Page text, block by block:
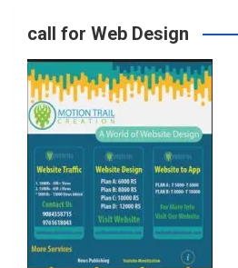
o
k
r
a
m
call for Web Design